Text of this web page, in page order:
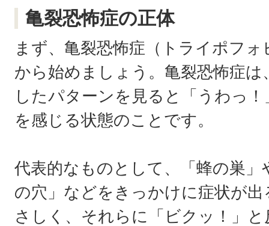
亀裂恐怖症の正体
まず、亀裂恐怖症（トライポフ
から始めましょう。亀裂恐怖症
したパターンを見ると「うわっ
を感じる状態のことです。
代表的なものとして、「蜂の巣
の穴」などをきっかけに症状が
さしく、それらに「ビクッ！」